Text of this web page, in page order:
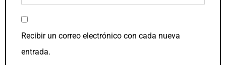
Recibir un correo electrónico con cada nueva
entrada.